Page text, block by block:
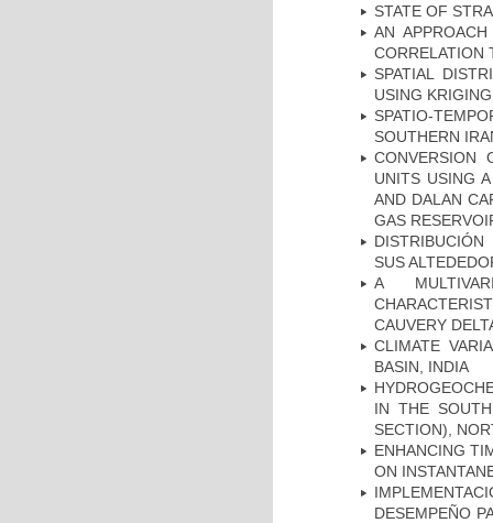
STATE OF
AN
CORRELATION
SPATIAL
USING
SPATIO-
SOUTHERN
CONVERSION
UNITS USING
AND DALAN
GAS
SUS
A
CAUVERY
CLIMATE
BASIN, INDIA
IN THE
SECTION),
ENHANCING
ON
DESEMPEÑO